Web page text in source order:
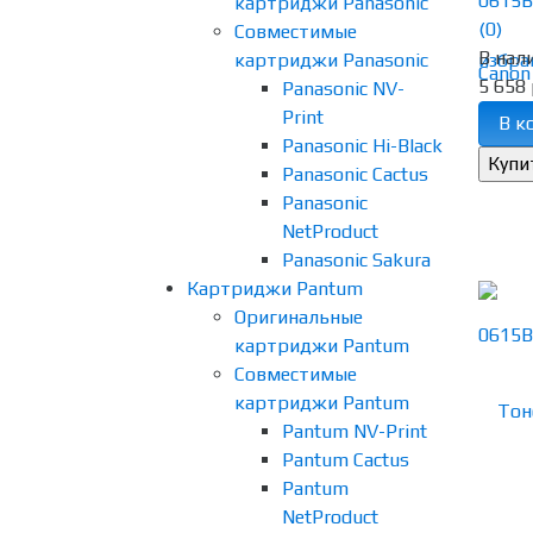
Совместимые
картриджи Panasonic
Panasonic NV-
Print
Panasonic Hi-Black
Panasonic Cactus
Panasonic
NetProduct
Panasonic Sakura
Картриджи Pantum
Оригинальные
картриджи Pantum
Совместимые
картриджи Pantum
Pantum NV-Print
Pantum Cactus
Pantum
NetProduct
(0)
В
5 658
В